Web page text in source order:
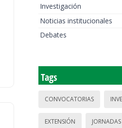
Investigación
Noticias institucionales
Debates
Tags
CONVOCATORIAS
EXTENSIÓN JORNADAS